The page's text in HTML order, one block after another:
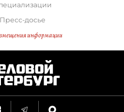
Пресс-досье
информации